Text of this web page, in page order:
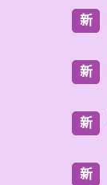
新
新
新
新